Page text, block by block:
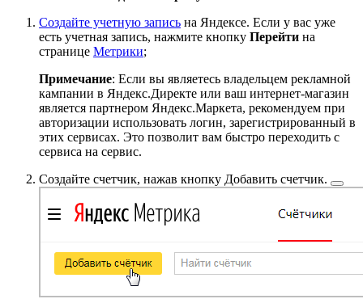
Создайте учетную запись на Яндексе. Если у вас уже
есть учетная запись, нажмите кнопку Перейти на
странице Метрики;
Примечание: Если вы являетесь владельцем рекламной
кампании в Яндекс.Директе или ваш интернет-магазин
является партнером Яндекс.Маркета, рекомендуем при
авторизации использовать логин, зарегистрированный в
этих сервисах. Это позволит вам быстро переходить с
сервиса на сервис.
Создайте счетчик, нажав кнопку Добавить счетчик.